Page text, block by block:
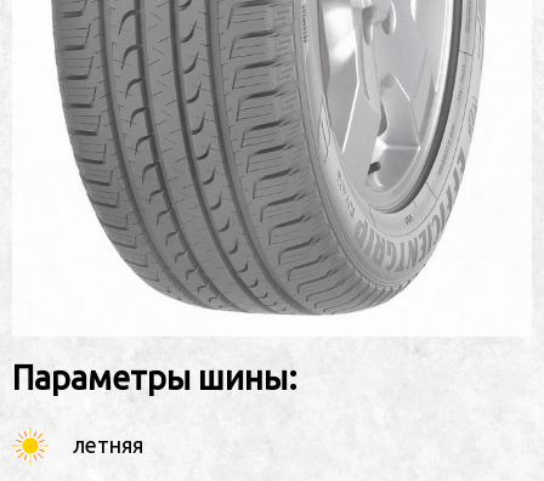
Параметры шины:
летняя